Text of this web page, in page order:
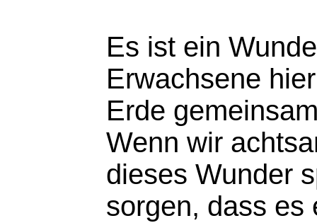
Es ist ein
Erwachsene
Erde
Wenn wir
dieses Wunder
sorgen, dass es